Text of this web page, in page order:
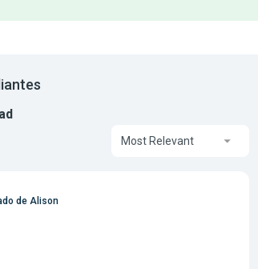
Most Relevant
de Alison